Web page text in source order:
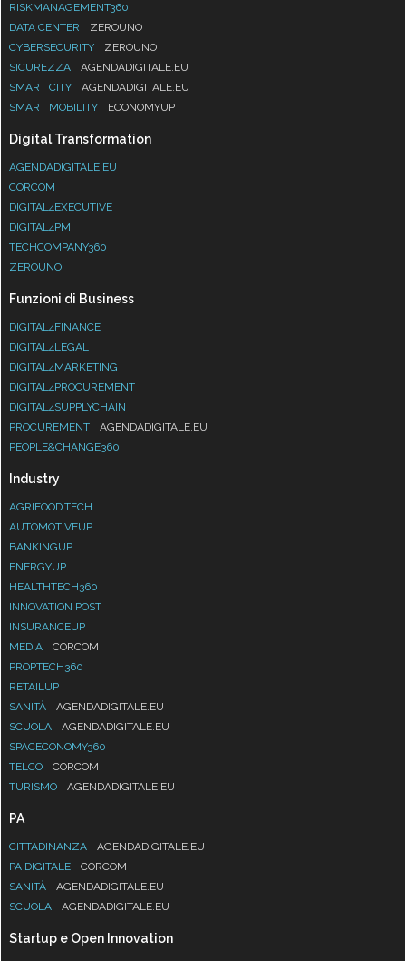
RISKMANAGEMENT360
DATA CENTER
ZEROUNO
CYBERSECURITY
ZEROUNO
SICUREZZA
AGENDADIGITALE.EU
SMART CITY
AGENDADIGITALE.EU
SMART MOBILITY
ECONOMYUP
Digital Transformation
AGENDADIGITALE.EU
CORCOM
DIGITAL4EXECUTIVE
DIGITAL4PMI
TECHCOMPANY360
ZEROUNO
Funzioni di Business
DIGITAL4FINANCE
DIGITAL4LEGAL
DIGITAL4MARKETING
DIGITAL4PROCUREMENT
DIGITAL4SUPPLYCHAIN
PROCUREMENT
AGENDADIGITALE.EU
PEOPLE&CHANGE360
Industry
AGRIFOOD.TECH
AUTOMOTIVEUP
BANKINGUP
ENERGYUP
HEALTHTECH360
INNOVATION POST
INSURANCEUP
MEDIA
CORCOM
PROPTECH360
RETAILUP
SANITÀ
AGENDADIGITALE.EU
SCUOLA
AGENDADIGITALE.EU
SPACECONOMY360
TELCO
CORCOM
TURISMO
AGENDADIGITALE.EU
PA
CITTADINANZA
AGENDADIGITALE.EU
PA DIGITALE
CORCOM
SANITÀ
AGENDADIGITALE.EU
SCUOLA
AGENDADIGITALE.EU
Startup e Open Innovation